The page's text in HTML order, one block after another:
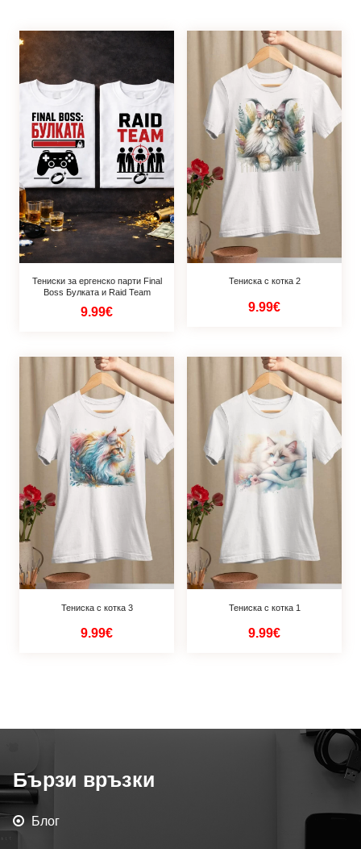
Тениски за ергенско парти Final
Boss Булката и Raid Team
9.99€
Тениска с котка 2
9.99€
Тениска с котка 3
9.99€
Тениска с котка 1
9.99€
Бързи връзки
Блог